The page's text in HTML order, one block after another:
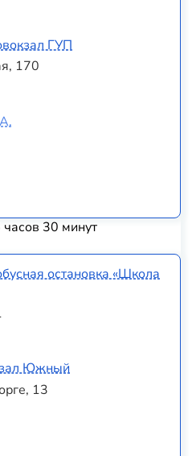
ГУП
170
30 минут
остановка «Школа
Южный
13